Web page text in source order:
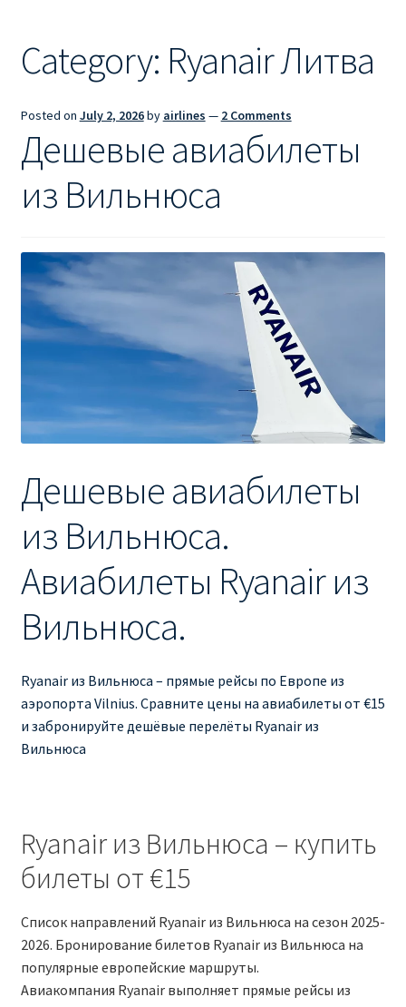
RYANAIR ИЗ РИГИ
RYANAIR ИЗ ТАЛЛИНА
Ryanair из Тампере
БРНО
Ryanair изменение имени
Ryanair изменения
Ryanair изменить дату
Ryanair Испания
RYANAIR КУПИТЬ БИЛЕТЫ ENGLISH
Ryanair онлайн регистрация
Ryanair ошибка в фамилии, имени
RYANAIR ПОДГОРИЦА, ЧЕРНОГОРИЯ
RYANAIR ПОРТУГАЛИЯ
RYANAIR ПОСАДОЧНЫЙ ТАЛОН – BOARDING PASS
Category: Ryanair Литва
Posted on July 2, 2026by airlines — 2 Comments
Дешевые авиабилеты
из Вильнюса
Дешевые авиабилеты
из Вильнюса.
Авиабилеты Ryanair из
Вильнюса.
Ryanair из Вильнюса – прямые рейсы по Европе из
аэропорта Vilnius. Сравните цены на авиабилеты от €15
и забронируйте дешёвые перелёты Ryanair из
Вильнюса
Ryanair из Вильнюса – купить
билеты от €15
Список направлений Ryanair из Вильнюса на сезон 2025-
2026. Бронирование билетов Ryanair из Вильнюса на
популярные европейские маршруты.
Авиакомпания Ryanair выполняет прямые рейсы из